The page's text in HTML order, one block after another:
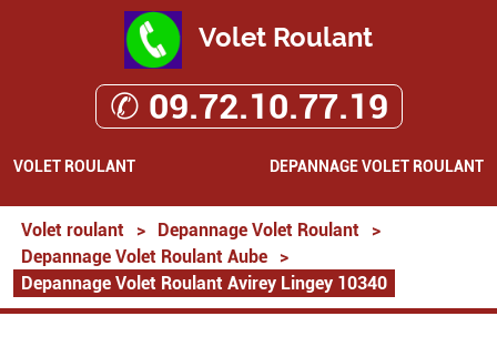
Volet Roulant
✆ 09.72.10.77.19
VOLET ROULANT DEPANNAGE VOLET ROULANT
Volet roulant > Depannage Volet Roulant
>
Depannage Volet Roulant Aube
>
Depannage Volet Roulant Avirey Lingey 10340